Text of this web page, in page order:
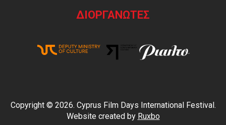
ΔΙΟΡΓΑΝΩΤΕΣ
Copyright © 2026. Cyprus Film Days International Festival.
Website created by Ruxbo